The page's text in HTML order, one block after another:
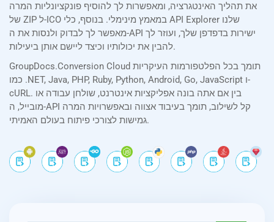
את תהליך האינטגרציה, ומאפשרות לך להוסיף פונקציונליות המרה
של ZIP ל-ICO במאמץ מינימלי. בנוסף, כלי API Explorer שלנו
מאפשר לך לבדוק ולנסות את ה-API ישירות בדפדפן שלך, ועוזר לך
להבין את יכולותיו וכיצד ליישם אותן ביעילות.
GroupDocs.Conversion Cloud תומך בכל הפלטפורמות העיקריות
כמו .NET, Java, PHP, Ruby, Python, Android, Go, JavaScript ו-
cURL. בין אם אתה בונה אפליקציות אינטרנט, שולחן עבודה או
מובייל, ה-API קל לשילוב, תומך בעיבוד אצווה ובאפשרויות המרה
גמישות לצורכי פיתוח בעולם האמיתי.